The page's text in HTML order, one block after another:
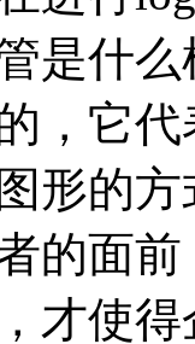
是什
，它
形的
的面
才使